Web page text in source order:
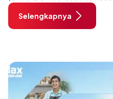
City, Tangerang. Terdapat 2
dimodifikasi untuk
pengunjung mendukung gaya
Selengkapnya